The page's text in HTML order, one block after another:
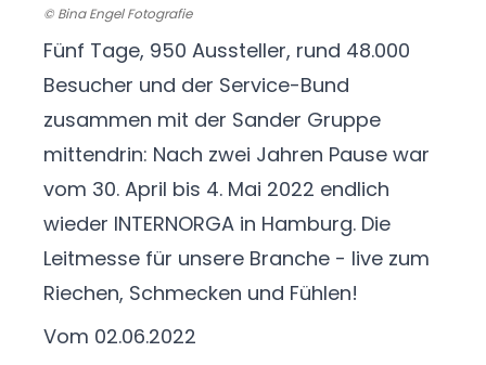
© Bina Engel Fotografie
Fünf Tage, 950 Aussteller, rund 48.000
Besucher und der Service-Bund
zusammen mit der Sander Gruppe
mittendrin: Nach zwei Jahren Pause war
vom 30. April bis 4. Mai 2022 endlich
wieder INTERNORGA in Hamburg. Die
Leitmesse für unsere Branche - live zum
Riechen, Schmecken und Fühlen!
Vom 02.06.2022